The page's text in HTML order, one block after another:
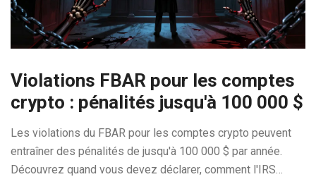
Violations FBAR pour les comptes
crypto : pénalités jusqu'à 100 000 $
Les violations du FBAR pour les comptes crypto peuvent
entraîner des pénalités de jusqu'à 100 000 $ par année.
Découvrez quand vous devez déclarer, comment l'IRS